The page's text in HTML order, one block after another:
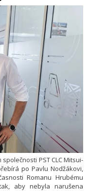
PST CLC Mitsui-
po Pavlu Nodžákovi,
Romanu Hrubému
aby nebyla narušena